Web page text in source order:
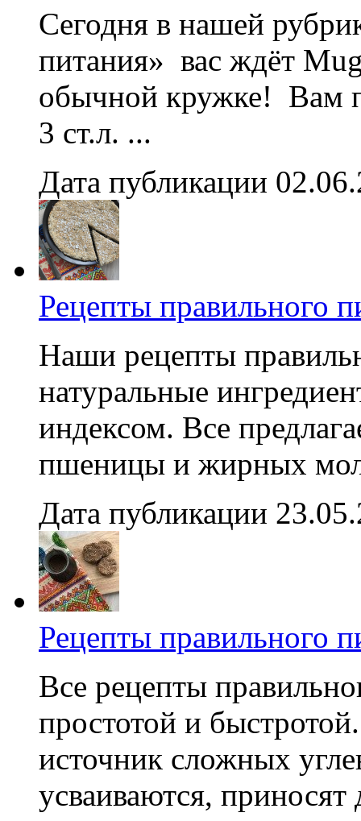
Сегодня в нашей
питания» вас ждёт
обычной кружке! Вам
3 ст.л. ...
Дата публикации
Рецепты правильного
Наши рецепты
натуральные
индексом. Все
пшеницы и жирных
Дата публикации
Рецепты правильного
Все рецепты
простотой и
источник сложных
усваиваются,